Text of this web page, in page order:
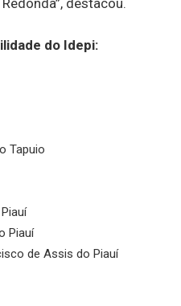
destacou.
do Idepi:
Tapuio
Piauí
de Assis do Piauí